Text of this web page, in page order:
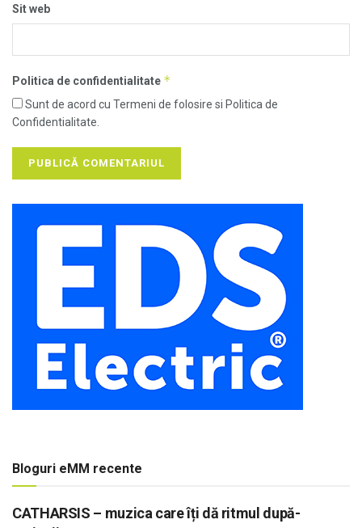
Sit web
Politica de confidentialitate *
Sunt de acord cu Termeni de folosire si Politica de
Confidentialitate.
Bloguri eMM recente
CATHARSIS – muzica care îți dă ritmul după-